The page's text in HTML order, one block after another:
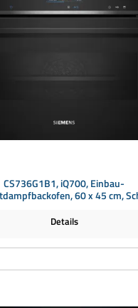
CS736G1B1, iQ700, Einbau-
60 x 45 cm,
Details